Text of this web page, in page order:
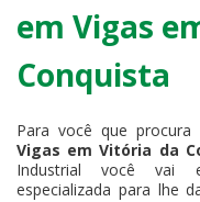
em Vigas
Conquista
Para você que procura
Vigas em Vitória da
Industrial você vai
especializada para lhe